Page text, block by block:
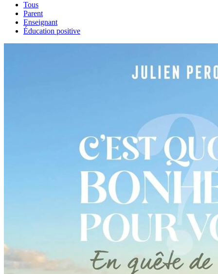
Tous
Parent
Enseignant
Éducation positive